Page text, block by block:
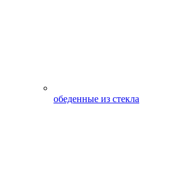
обеденные из стекла